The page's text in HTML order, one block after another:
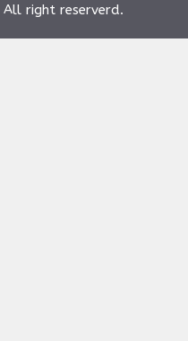
right reserverd.